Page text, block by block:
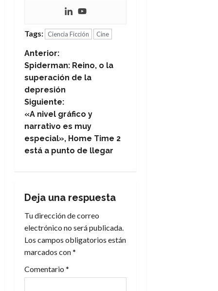
Tags: Ciencia Ficción Cine
N
a
v
e
g
a
i
ó
n
e
Anterior:
Spiderman: Reino, o la
superación de la
depresión
Siguiente:
«A nivel gráfico y
narrativo es muy
especial», Home Time 2
está a punto de llegar
Deja una respuesta
Tu dirección de correo
electrónico no será publicada.
Los campos obligatorios están
marcados con*
Comentario *